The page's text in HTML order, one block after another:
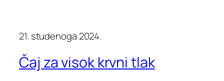
21. studenoga 2024.
Čaj za visok krvni tlak